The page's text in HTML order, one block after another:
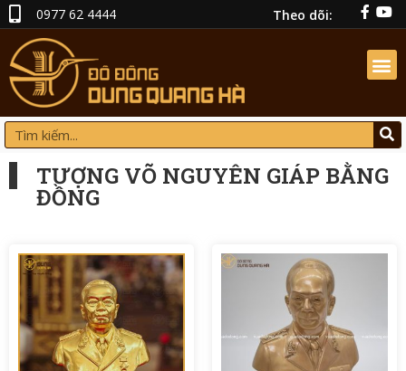
0977 62 4444 Theo dõi:
TƯỢNG VÕ NGUYÊN GIÁP BẰNG
ĐỒNG